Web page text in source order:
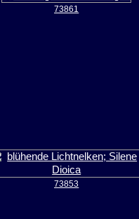
73861
73853